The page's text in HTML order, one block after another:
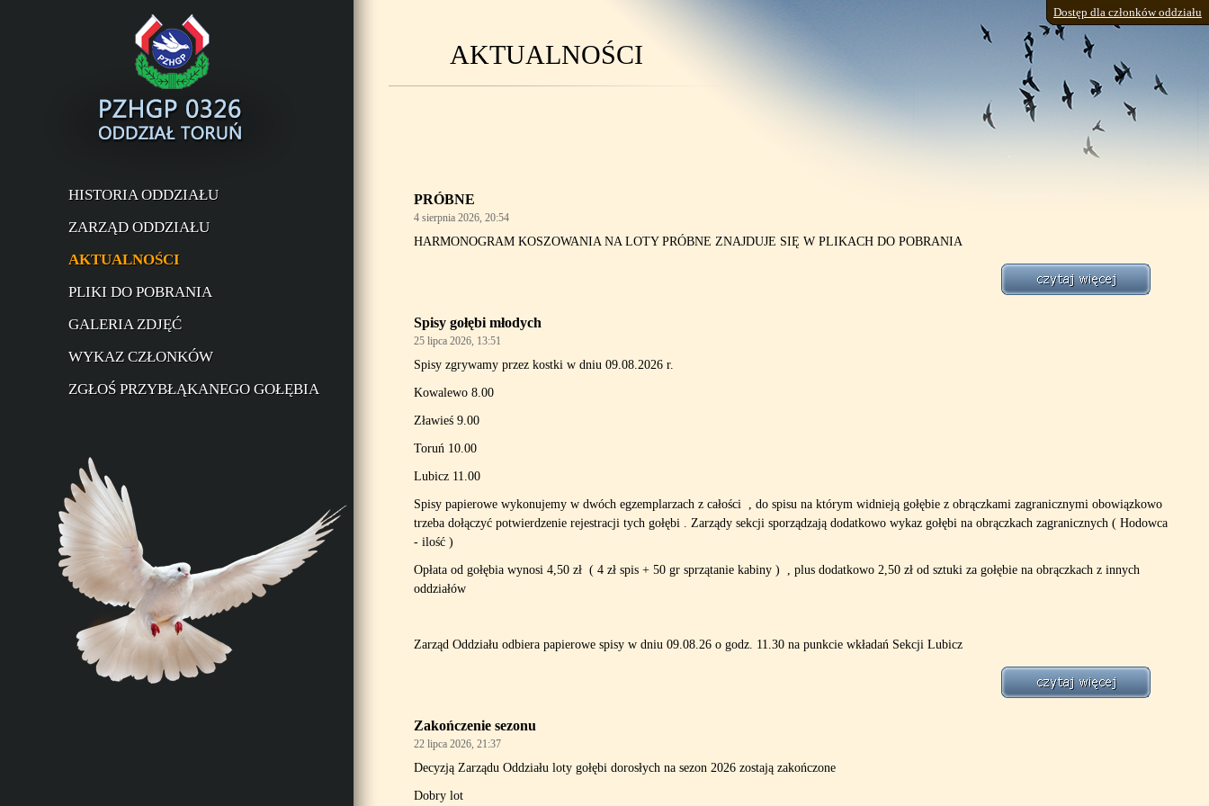
Dostęp dla członków oddziału
HISTORIA ODDZIAŁU
ZARZĄD ODDZIAŁU
AKTUALNOŚCI
PLIKI DO POBRANIA
GALERIA ZDJĘĆ
WYKAZ CZŁONKÓW
ZGŁOŚ PRZYBŁĄKANEGO GOŁĘBIA
AKTUALNOŚCI
PRÓBNE
4 sierpnia 2026, 20:54
HARMONOGRAM KOSZOWANIA NA LOTY PRÓBNE ZNAJDUJE SIĘ W PLIKACH DO POBRANIA
Spisy gołębi młodych
25 lipca 2026, 13:51
Spisy zgrywamy przez kostki w dniu 09.08.2026 r.
Kowalewo 8.00
Zławieś 9.00
Toruń 10.00
Lubicz 11.00
Spisy papierowe wykonujemy w dwóch egzemplarzach z całości , do spisu na którym widnieją gołębie z obrączkami zagranicznymi obowiązkowo
trzeba dołączyć potwierdzenie rejestracji tych gołębi . Zarządy sekcji sporządzają dodatkowo wykaz gołębi na obrączkach zagranicznych ( Hodowca
- ilość )
Opłata od gołębia wynosi 4,50 zł ( 4 zł spis + 50 gr sprzątanie kabiny ) , plus dodatkowo 2,50 zł od sztuki za gołębie na obrączkach z innych
oddziałów
Zarząd Oddziału odbiera papierowe spisy w dniu 09.08.26 o godz. 11.30 na punkcie wkładań Sekcji Lubicz
Zakończenie sezonu
22 lipca 2026, 21:37
Decyzją Zarządu Oddziału loty gołębi dorosłych na sezon 2026 zostają zakończone
Dobry lot